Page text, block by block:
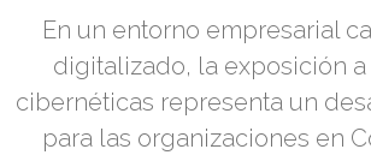
En un entorno empresarial
digitalizado, la exposición a
cibernéticas representa un
para las organizaciones en